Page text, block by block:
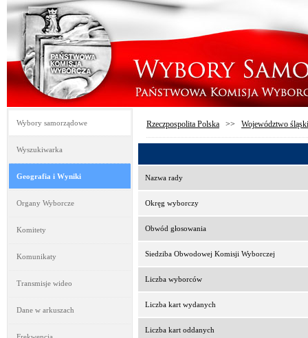
Wybory samorządowe
Wyszukiwarka
Geografia i Wyniki
Organy Wyborcze
Komitety
Komunikaty
Transmisje wideo
Dane w arkuszach
Rzeczpospolita Polska >> Województwo
Nazwa rady
Okręg wyborczy
Obwód głosowania
Siedziba Obwodowej Komisji Wyborczej
Liczba wyborców
Liczba kart wydanych
Liczba kart oddanych